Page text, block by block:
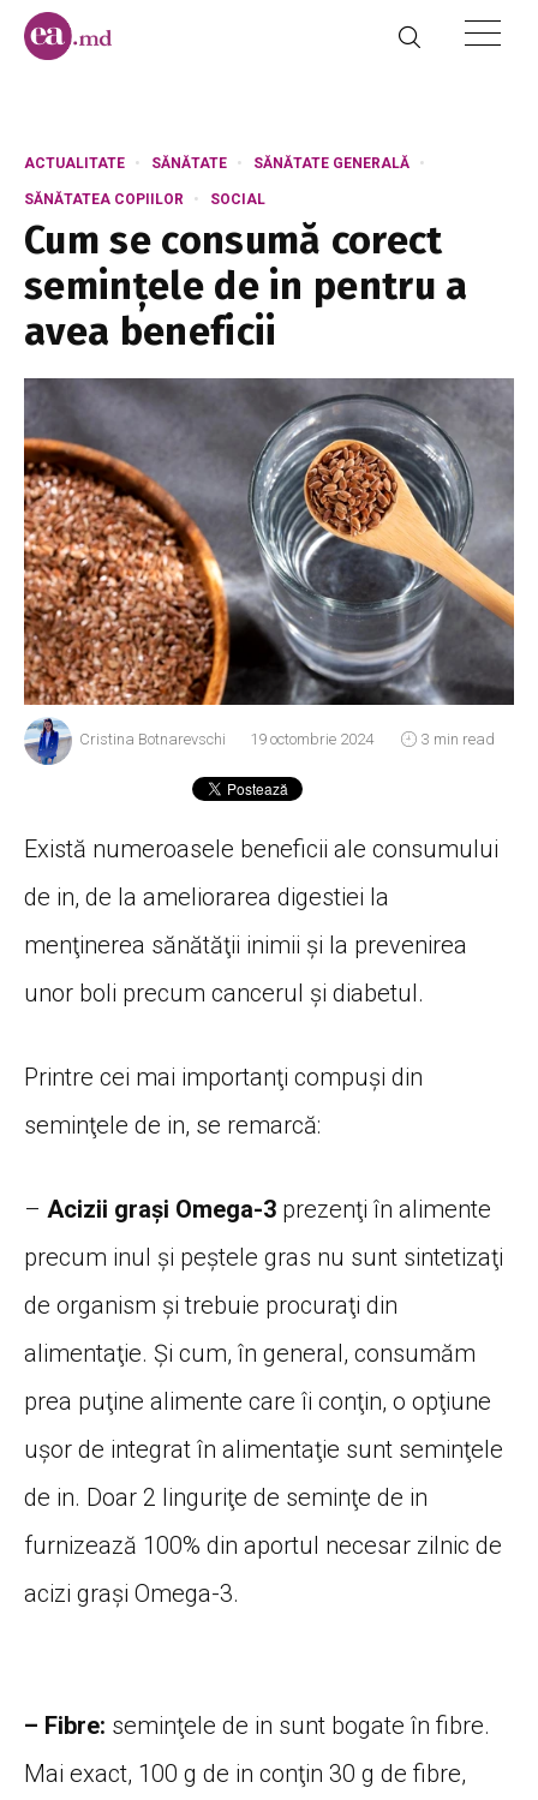
ACTUALITATE SĂNĂTATE SĂNĂTATE GENERALĂ
SĂNĂTATEA COPIILOR SOCIAL
Cum se consumă corect
seminţele de in pentru a
avea beneficii
Cristina Botnarevschi 19 octombrie 2024 3 min read
Există numeroasele beneficii ale consumului
de in, de la ameliorarea digestiei la
menţinerea sănătăţii inimii şi la prevenirea
unor boli precum cancerul şi diabetul.
Printre cei mai importanţi compuşi din
seminţele de in, se remarcă:
– Acizii graşi Omega-3 prezenţi în alimente
precum inul şi peştele gras nu sunt sintetizaţi
de organism şi trebuie procuraţi din
alimentaţie. Şi cum, în general, consumăm
prea puţine alimente care îi conţin, o opţiune
uşor de integrat în alimentaţie sunt seminţele
de in. Doar 2 linguriţe de seminţe de in
furnizează 100% din aportul necesar zilnic de
acizi graşi Omega-3.
– Fibre: seminţele de in sunt bogate în fibre.
Mai exact, 100 g de in conţin 30 g de fibre,